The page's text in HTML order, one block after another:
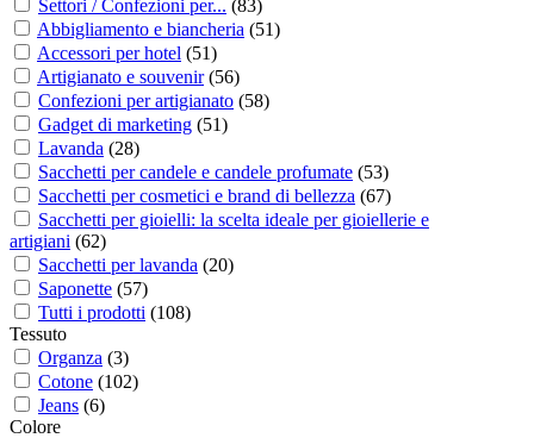
Settori / Confezioni per... (83)
Abbigliamento e biancheria (51)
Accessori per hotel (51)
Artigianato e souvenir (56)
Confezioni per artigianato (58)
Gadget di marketing (51)
Lavanda (28)
Sacchetti per candele e candele profumate (53)
Sacchetti per cosmetici e brand di bellezza (67)
Sacchetti per gioielli: la scelta ideale per gioiellerie e
artigiani (62)
Sacchetti per lavanda (20)
Saponette (57)
Tutti i prodotti (108)
Tessuto
Organza (3)
Cotone (102)
Jeans (6)
Colore